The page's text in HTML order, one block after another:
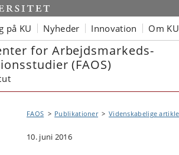
på KU Nyheder Innovation Om KU
for Arbejdsmarkeds-
(FAOS)
FAOS Publikationer Videnskabelige
10. juni 2016